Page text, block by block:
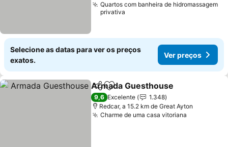
Quartos com banheira de hidromassagem
privativa
Selecione as datas para ver os preços
exatos.
Ver preços
PartilharAdicionar aos favoritos
Armada Guesthouse
9,6 Excelente
1.348
Redcar, a 15.2 km de Great Ayton
Charme de uma casa vitoriana